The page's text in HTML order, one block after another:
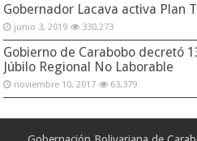
Gobernador Lacava activa Plan
junio 3, 2019 330,273
Gobierno de Carabobo decretó
Júbilo Regional No Laborable
noviembre 10, 2017 63,379